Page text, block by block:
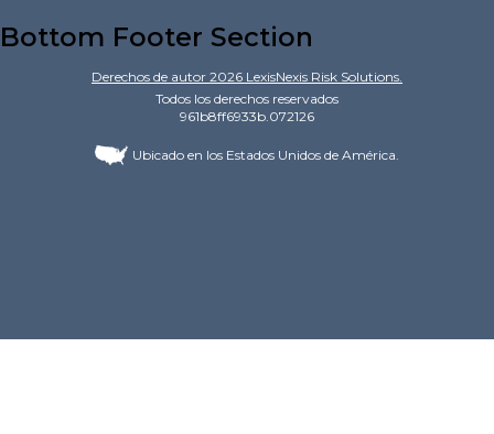
Bottom Footer Section
Derechos de autor 2026 LexisNexis Risk Solutions.
Todos los derechos reservados
961b8ff6933b.072126
Ubicado en los Estados Unidos de América.